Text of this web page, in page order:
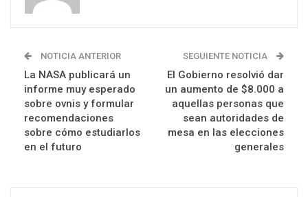
NOTICIA ANTERIOR
La NASA publicará un
informe muy esperado
sobre ovnis y formular
recomendaciones
sobre cómo estudiarlos
en el futuro
SEGUIENTE NOTICIA
El Gobierno resolvió dar
un aumento de $8.000 a
aquellas personas que
sean autoridades de
mesa en las elecciones
generales